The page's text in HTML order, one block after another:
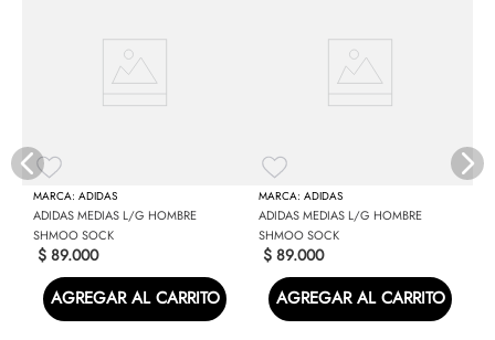
ADIDAS
ADIDAS MEDIAS L/G HOMBRE
SHMOO SOCK
$ 89.000
AGREGAR AL CARRITO
ADIDAS
ADIDAS MEDIAS L/G HOMBRE
SHMOO SOCK
$ 89.000
AGREGAR AL CARRITO